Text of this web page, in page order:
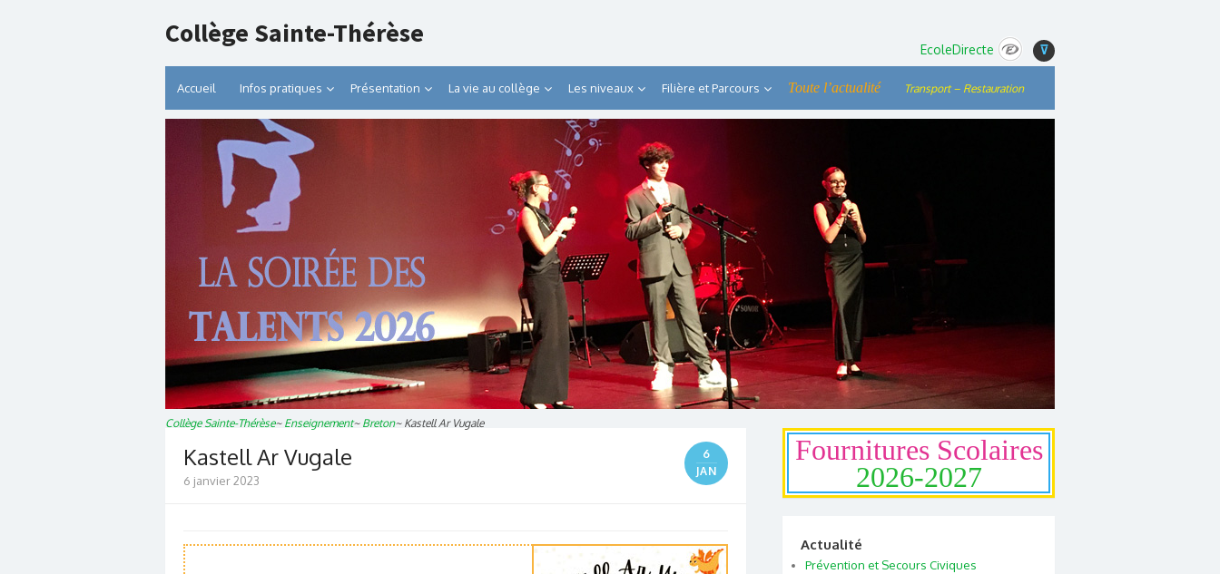
Collège Sainte-Thérèse
EcoleDirecte ⊽
Accueil Infos pratiques Présentation La vie au collège Les niveaux Filière et Parcours Toute l’actualité Transport – Restauration
Collège Sainte-Thérèse~ Enseignement~ Breton~ Kastell Ar Vugale
Kastell Ar Vugale
6
JAN
6 janvier 2023
Fournitures Scolaires
2026-2027
Actualité
Prévention et Secours Civiques